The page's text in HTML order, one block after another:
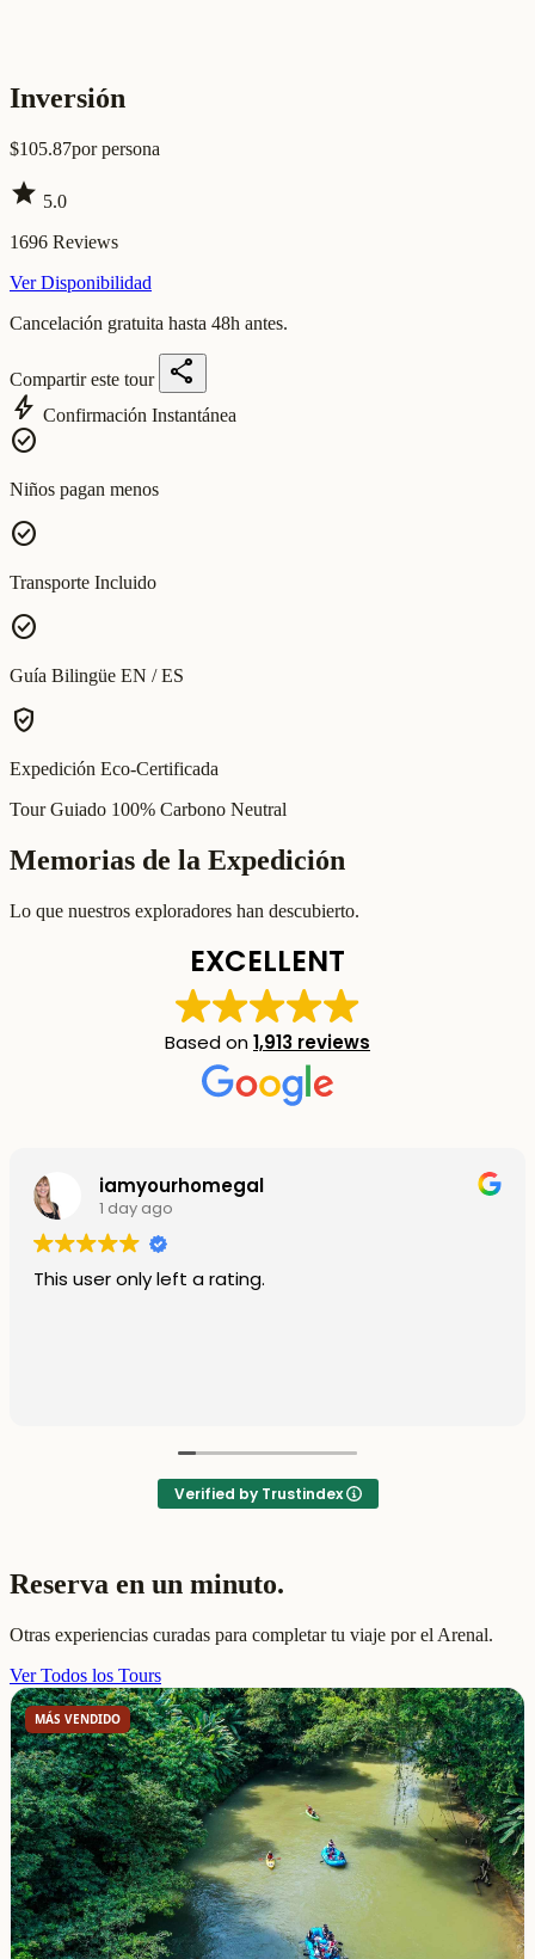
Inversión
$105.87por persona
star 5.0
1696 Reviews
Ver Disponibilidad
Cancelación gratuita hasta 48h antes.
Compartir este tour
share
bolt Confirmación Instantánea
check_circle
Niños pagan menos
check_circle
Transporte Incluido
check_circle
Guía Bilingüe EN / ES
verified_user
Expedición Eco-Certificada
Tour Guiado 100% Carbono Neutral
Memorias de la Expedición
Lo que nuestros exploradores han descubierto.
EXCELLENT
Based on1,913 reviews
iamyourhomegal
1 day ago
This user only left a rating.
Verified by Trustindex
Reserva en un minuto.
Otras experiencias curadas para completar tu viaje por el Arenal.
Ver Todos los Tours